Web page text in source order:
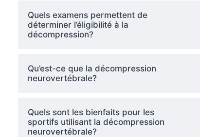
Quels examens permettent de
déterminer l’éligibilité à la
décompression?
Qu’est-ce que la décompression
neurovertébrale?
Quels sont les bienfaits pour les
sportifs utilisant la décompression
neurovertébrale?